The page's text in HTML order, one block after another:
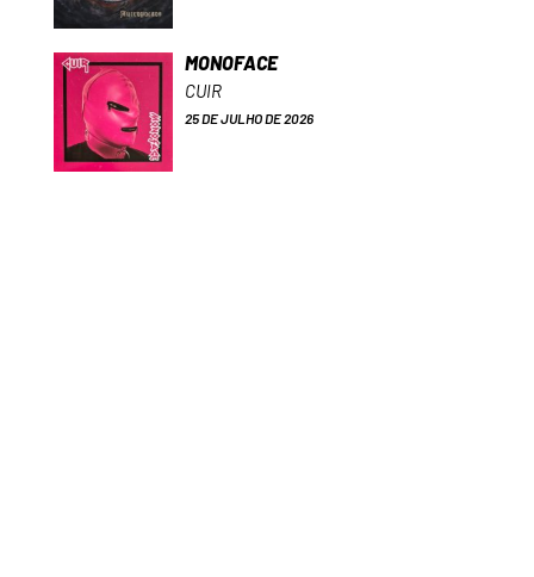
MONOFACE
CUIR
25 DE JULHO DE 2026